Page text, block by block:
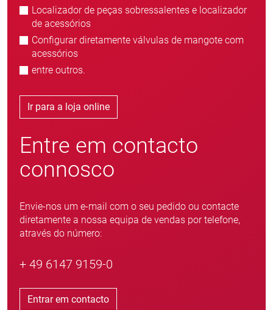
Localizador de peças sobressalentes e localizador
de acessórios
Configurar diretamente válvulas de mangote com
acessórios
entre outros.
Ir para a loja online
Entre em contacto
connosco
Envie-nos um e-mail com o seu pedido ou contacte
diretamente a nossa equipa de vendas por telefone,
através do número:
+ 49 6147 9159-0
Entrar em contacto